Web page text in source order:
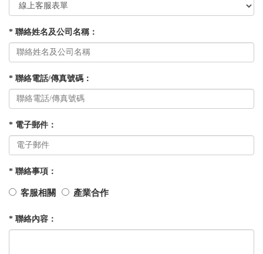
* 聯絡姓名及公司名稱：
* 聯絡電話/傳真號碼：
* 電子郵件：
* 聯絡事項：
客服相關 產業合作
* 聯絡內容：